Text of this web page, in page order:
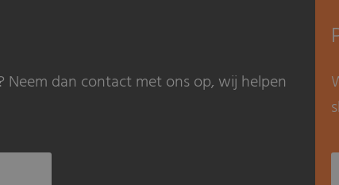
Neem dan contact met ons op, wij helpen